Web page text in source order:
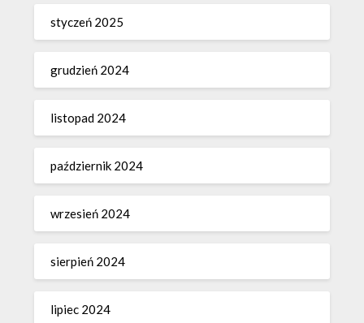
styczeń 2025
grudzień 2024
listopad 2024
październik 2024
wrzesień 2024
sierpień 2024
lipiec 2024